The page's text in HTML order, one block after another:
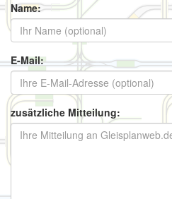
Name:
E-Mail:
zusätzliche Mitteilung: